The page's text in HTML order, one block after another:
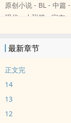
原创小说 - BL - 中篇
现代 - 小甜饼 - 室友 -
大学开学第一天，许
江予没当回事。
可江予万万没想到，
最新章节
正文完
14
13
12